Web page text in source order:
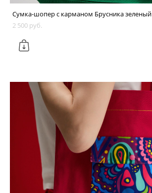
Сумка-шопер с карманом Брусника зеленый
2 500 pуб.